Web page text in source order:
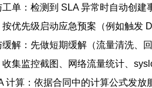
工单：检测到 SLA 异常时自动创建
按优先级启动应急预案（例如触发
缓解：先做短期缓解（流量清洗、
收集监控截图、网络流量统计、
计算：依据合同中的计算公式发